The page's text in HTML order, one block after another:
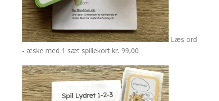
Læs ord
- æske med 1 sæt spillekort kr. 99,00